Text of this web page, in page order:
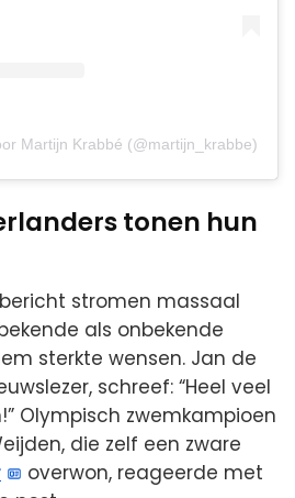
Martijn Krabbé (@martijn_krabbe)
tonen hun
stromen massaal
als onbekende
sterkte wensen. Jan de
schreef: “Heel veel
Olympisch zwemkampioen
die zelf een zware
overwon, reageerde met